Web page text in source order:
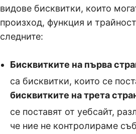
видове бисквитки, които
произход, функция и
следните:
Бисквитките на първа
са бисквитки, които се
бисквитките на трета
се поставят от уебсайт,
че ние не контролираме